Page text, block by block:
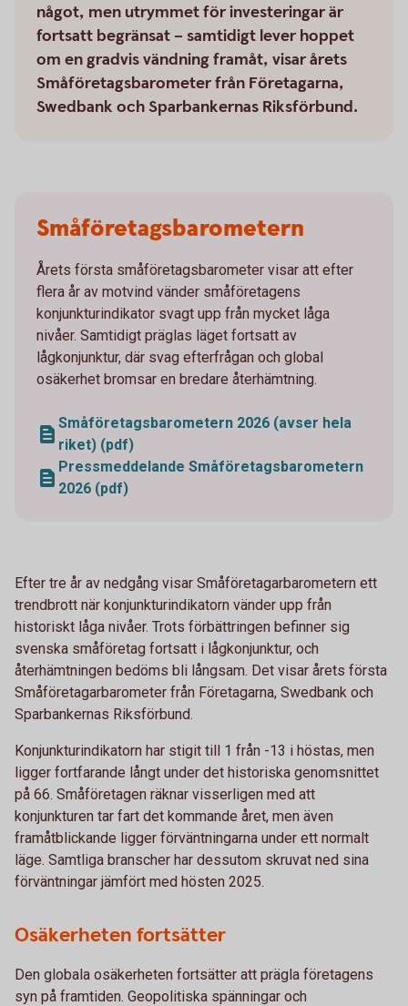
något, men utrymmet för investeringar är
fortsatt begränsat – samtidigt lever hoppet
om en gradvis vändning framåt, visar årets
Småföretagsbarometer från Företagarna,
Swedbank och Sparbankernas Riksförbund.
Småföretagsbarometern
Årets första småföretagsbarometer visar att efter
flera år av motvind vänder småföretagens
konjunkturindikator svagt upp från mycket låga
nivåer. Samtidigt präglas läget fortsatt av
lågkonjunktur, där svag efterfrågan och global
osäkerhet bromsar en bredare återhämtning.
Småföretagsbarometern 2026 (avser hela
riket) (pdf)
Pressmeddelande Småföretagsbarometern
2026 (pdf)
Efter tre år av nedgång visar Småföretagarbarometern ett
trendbrott när konjunkturindikatorn vänder upp från
historiskt låga nivåer. Trots förbättringen befinner sig
svenska småföretag fortsatt i lågkonjunktur, och
återhämtningen bedöms bli långsam. Det visar årets första
Småföretagarbarometer från Företagarna, Swedbank och
Sparbankernas Riksförbund.
Konjunkturindikatorn har stigit till 1 från -13 i höstas, men
ligger fortfarande långt under det historiska genomsnittet
på 66. Småföretagen räknar visserligen med att
konjunkturen tar fart det kommande året, men även
framåtblickande ligger förväntningarna under ett normalt
läge. Samtliga branscher har dessutom skruvat ned sina
förväntningar jämfört med hösten 2025.
Osäkerheten fortsätter
Den globala osäkerheten fortsätter att prägla företagens
syn på framtiden. Geopolitiska spänningar och